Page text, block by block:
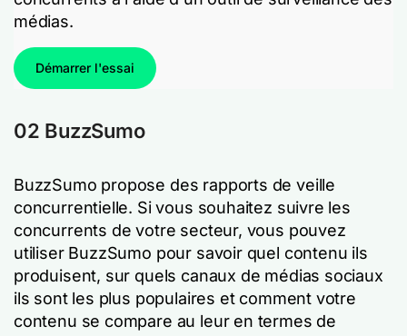
médias.
Démarrer l'essai
02 BuzzSumo
BuzzSumo propose des rapports de veille
concurrentielle. Si vous souhaitez suivre les
concurrents de votre secteur, vous pouvez
utiliser BuzzSumo pour savoir quel contenu ils
produisent, sur quels canaux de médias sociaux
ils sont les plus populaires et comment votre
contenu se compare au leur en termes de